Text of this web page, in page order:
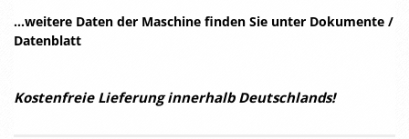
...weitere Daten der Maschine finden Sie unter Dokumente /
Datenblatt
Kostenfreie Lieferung innerhalb Deutschlands!